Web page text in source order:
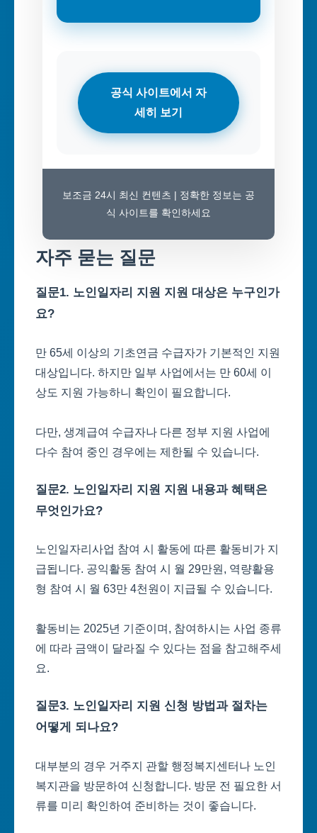
공식 사이트에서 자
세히 보기
보조금 24시 최신 컨텐츠 | 정확한 정보는 공
식 사이트를 확인하세요
자주 묻는 질문
질문1. 노인일자리 지원 지원 대상은 누구인가
요?
만 65세 이상의 기초연금 수급자가 기본적인 지원
대상입니다. 하지만 일부 사업에서는 만 60세 이
상도 지원 가능하니 확인이 필요합니다.
다만, 생계급여 수급자나 다른 정부 지원 사업에
다수 참여 중인 경우에는 제한될 수 있습니다.
질문2. 노인일자리 지원 지원 내용과 혜택은
무엇인가요?
노인일자리사업 참여 시 활동에 따른 활동비가 지
급됩니다. 공익활동 참여 시 월 29만원, 역량활용
형 참여 시 월 63만 4천원이 지급될 수 있습니다.
활동비는 2025년 기준이며, 참여하시는 사업 종류
에 따라 금액이 달라질 수 있다는 점을 참고해주세
요.
질문3. 노인일자리 지원 신청 방법과 절차는
어떻게 되나요?
대부분의 경우 거주지 관할 행정복지센터나 노인
복지관을 방문하여 신청합니다. 방문 전 필요한 서
류를 미리 확인하여 준비하는 것이 좋습니다.